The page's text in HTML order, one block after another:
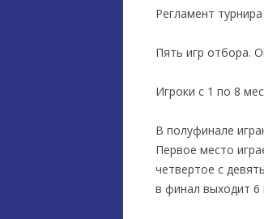
Регламент
Пять игр отбора.
Игроки с 1 по 8
В полуфинале
Первое место
четвертое с
в финал выходит 6